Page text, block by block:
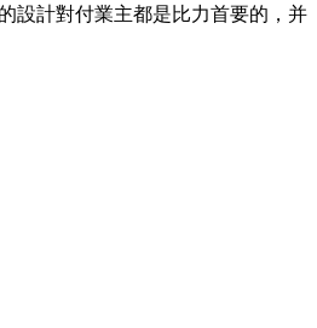
設計對付業主都是比力首要的，并